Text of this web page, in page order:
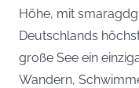
Höhe, mit
Deutschlands
große See ein
Wandern,